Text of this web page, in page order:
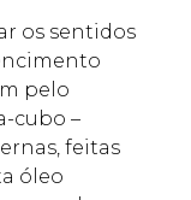
os sentidos
pelo
cubo –
feitas
óleo